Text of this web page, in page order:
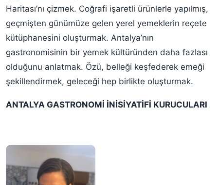
Haritası’nı çizmek. Coğrafi işaretli ürünlerle yapılmış,
geçmişten günümüze gelen yerel yemeklerin reçete
kütüphanesini oluşturmak. Antalya’nın
gastronomisinin bir yemek kültüründen daha fazlası
olduğunu anlatmak. Özü, belleği keşfederek emeği
şekillendirmek, geleceği hep birlikte oluşturmak.
ANTALYA GASTRONOMİ İNİSİYATİFİ KURUCULARI